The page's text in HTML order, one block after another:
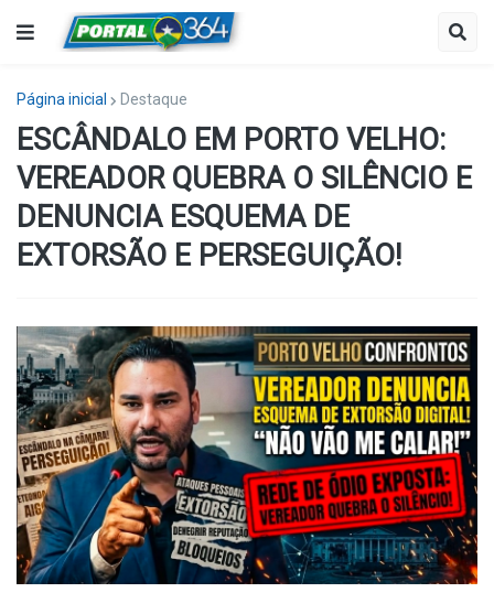
Página inicial Destaque
ESCÂNDALO EM PORTO VELHO:
VEREADOR QUEBRA O SILÊNCIO E
DENUNCIA ESQUEMA DE
EXTORSÃO E PERSEGUIÇÃO!